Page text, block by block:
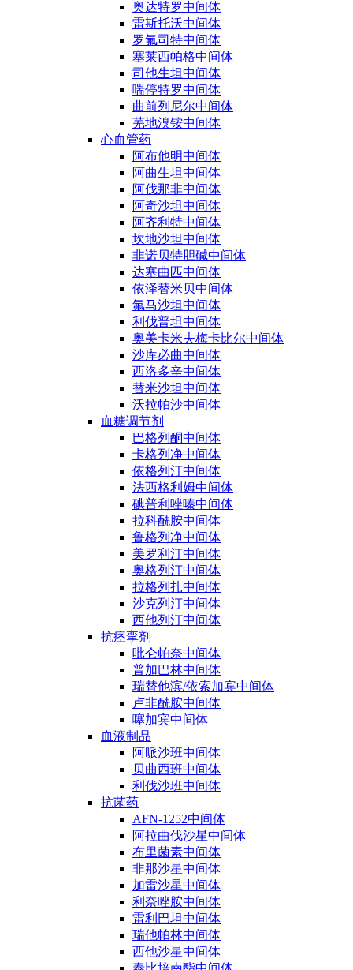
奥达特罗中间体
雷斯托沃中间体
罗氟司特中间体
塞莱西帕格中间体
司他生坦中间体
喘停特罗中间体
曲前列尼尔中间体
芜地溴铵中间体
心血管药
阿布他明中间体
阿曲生坦中间体
阿伐那非中间体
阿奇沙坦中间体
阿齐利特中间体
坎地沙坦中间体
非诺贝特胆碱中间体
达塞曲匹中间体
依泽替米贝中间体
氟马沙坦中间体
利伐普坦中间体
奥美卡米夫梅卡比尔中间体
沙库必曲中间体
西洛多辛中间体
替米沙坦中间体
沃拉帕沙中间体
血糖调节剂
巴格列酮中间体
卡格列净中间体
依格列汀中间体
法西格利姆中间体
碘普利唑嗪中间体
拉科酰胺中间体
鲁格列净中间体
美罗利汀中间体
奥格列汀中间体
拉格列扎中间体
沙克列汀中间体
西他列汀中间体
抗痉挛剂
吡仑帕奈中间体
普加巴林中间体
瑞替他滨/依索加宾中间体
卢非酰胺中间体
噻加宾中间体
血液制品
阿哌沙班中间体
贝曲西班中间体
利伐沙班中间体
抗菌药
AFN-1252中间体
阿拉曲伐沙星中间体
布里菌素中间体
非那沙星中间体
加雷沙星中间体
利奈唑胺中间体
雷利巴坦中间体
瑞他帕林中间体
西他沙星中间体